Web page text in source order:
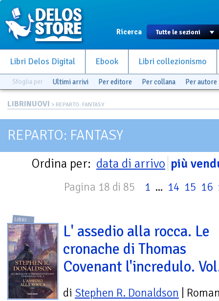
Ricerca
Libri Delos Digital Ebook Libri collezionismo
Sfoglia per Ultimi arrivi Per editore Per collana Per autore
LIBRINUOVI > REPARTO: FANTASY
REPARTO: FANTASY
Ordina per: data di arrivo più
Pagina 18 di 85 1 ... 14 15 16
LIBRI
L' assedio alla rocca. Le
cronache di Thomas
Covenant l'incredulo.
di Stephen R. Donaldson |